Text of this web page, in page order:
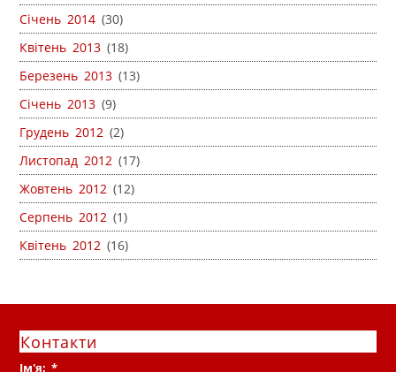
Січень 2014 (30)
Квітень 2013 (18)
Березень 2013 (13)
Січень 2013 (9)
Грудень 2012 (2)
Листопад 2012 (17)
Жовтень 2012 (12)
Серпень 2012 (1)
Квітень 2012 (16)
Контакти
Ім'я:*